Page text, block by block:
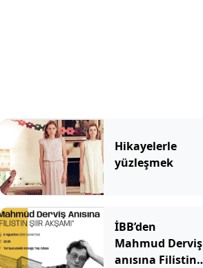
Hikayelerle
yüzleşmek
İBB’den
Mahmud Derviş
anısına Filistin